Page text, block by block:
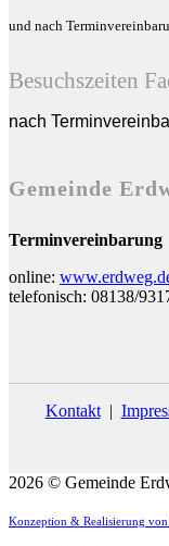
und nach
Besuchszeiten
nach
Gemeinde
Terminvereinbarung
online:
telefonisch: 08138/
Kontakt|
2026 © Gemeinde
Konzeption & Realisierung von